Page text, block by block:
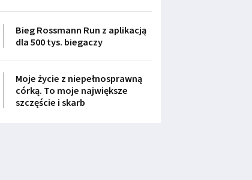
Bieg Rossmann Run z aplikacją
dla 500 tys. biegaczy
Moje życie z niepełnosprawną
córką. To moje największe
szczęście i skarb